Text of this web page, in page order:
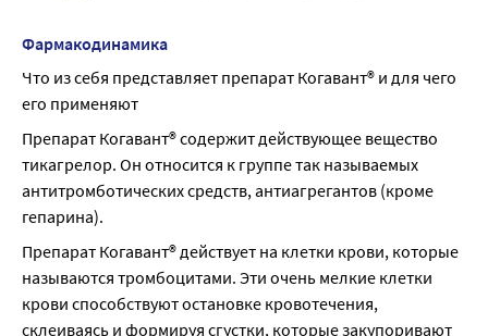
Если Вы беременны, принимать препарат Когавант®
надежными методами контрацепции, чтобы не
допустить наступления беременности в период приема
этого препарата.
Если Вы кормите грудью, принимать препарат Когавант®
противопоказано. Необходимо отказаться от грудного
вскармливания или прекратить прием препарата
Когавант®. Врач обсудит с Вами потенциальную пользу и
риски и поможет Вам принять решение.
Управление транспортными средствами и работа с
механизмами
Фармакодинамика
Что из себя представляет препарат Когавант® и для чего
его применяют
Препарат Когавант® содержит действующее вещество
тикагрелор. Он относится к группе так называемых
антитромботических средств, антиагрегантов (кроме
гепарина).
Препарат Когавант® действует на клетки крови, которые
называются тромбоцитами. Эти очень мелкие клетки
крови способствуют остановке кровотечения,
склеиваясь и формируя сгустки, которые закупоривают